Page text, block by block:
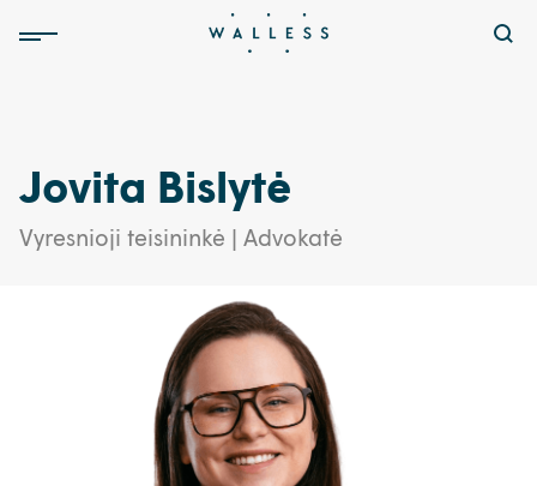
Jovita Bislytė
Vyresnioji teisininkė | Advokatė